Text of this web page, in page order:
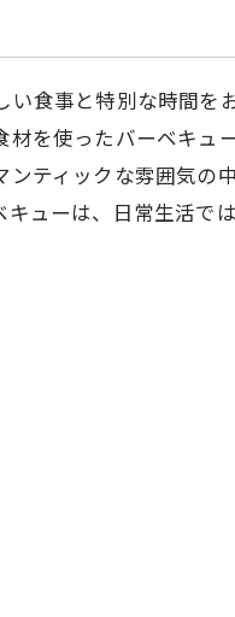
い食事と特別な時間を
材を使ったバーベキュ
ティックな雰囲気の中
ューは、日常生活では